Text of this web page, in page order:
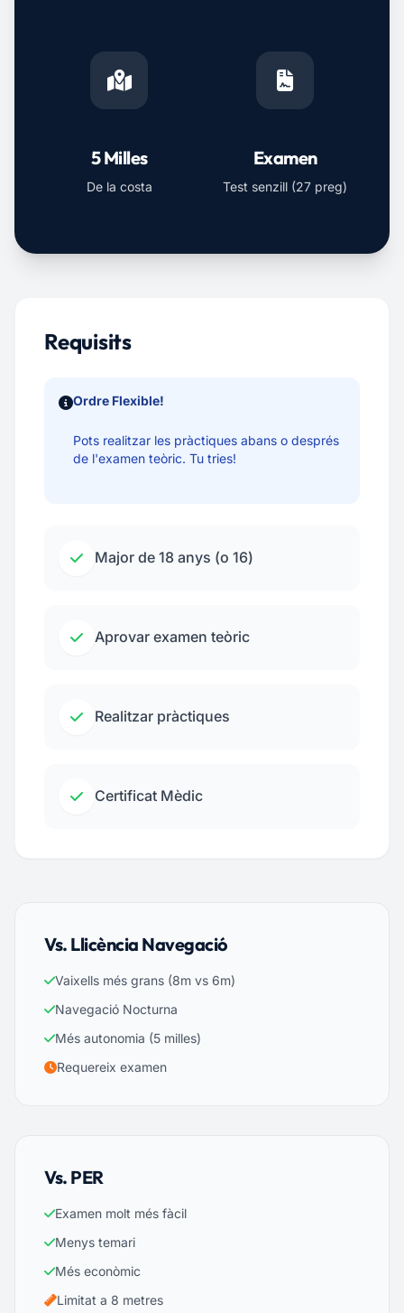
5 Milles
De la costa
Examen
Test senzill (27 preg)
Requisits
Ordre Flexible!
Pots realitzar les pràctiques abans o després
de l'examen teòric. Tu tries!
Major de 18 anys (o 16)
Aprovar examen teòric
Realitzar pràctiques
Certificat Mèdic
Vs. Llicència Navegació
Vaixells més grans (8m vs 6m)
Navegació Nocturna
Més autonomia (5 milles)
Requereix examen
Vs. PER
Examen molt més fàcil
Menys temari
Més econòmic
Limitat a 8 metres